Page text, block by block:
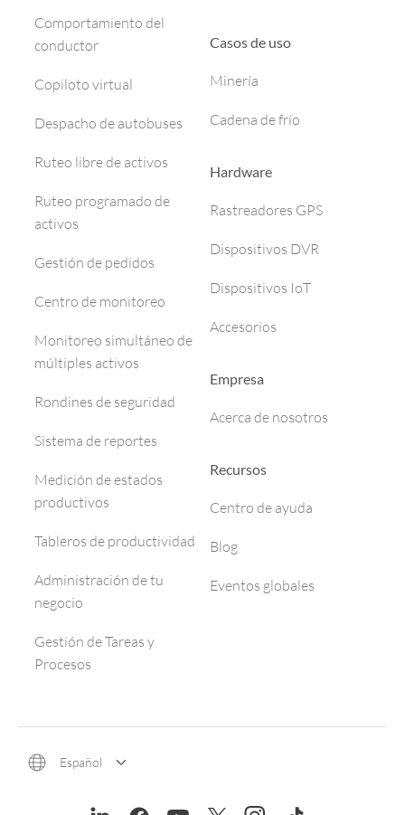
Comportamiento del
conductor
Copiloto virtual
Despacho de autobuses
Ruteo libre de activos
Ruteo programado de
activos
Gestión de pedidos
Centro de monitoreo
Monitoreo simultáneo de
múltiples activos
Rondines de seguridad
Sistema de reportes
Medición de estados
productivos
Tableros de productividad
Administración de tu
negocio
Gestión de Tareas y
Procesos
Casos de uso
Minería
Cadena de frío
Hardware
Rastreadores GPS
Dispositivos DVR
Dispositivos IoT
Accesorios
Empresa
Acerca de nosotros
Recursos
Centro de ayuda
Blog
Eventos globales
Español